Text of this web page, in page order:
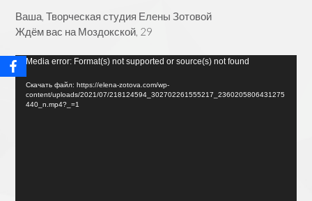
Ваша, Творческая студия Елены Зотовой
Ждём вас на Моздокской, 29
Видеоплеер
Media error: Format(s) not supported or source(s) not found
Скачать файл: https://elena-zotova.com/wp-
content/uploads/2021/07/218124594_302702261555217_2360205806431275
440_n.mp4?_=1